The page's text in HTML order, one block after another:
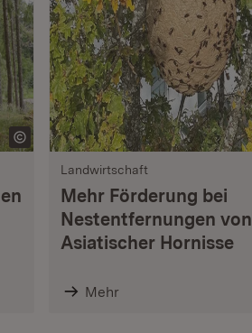
Landwirtschaft
Mehr Förderung bei
Nestentfernungen von
Asiatischer Hornisse
Mehr